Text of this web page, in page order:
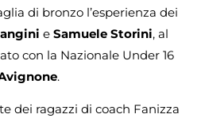
di bronzo l’esperienza dei
e Samuele Storini, al
con la Nazionale Under 16
.
dei ragazzi di coach Fanizza